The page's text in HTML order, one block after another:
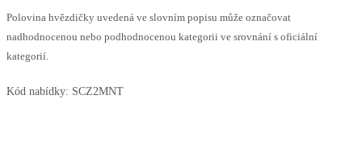
Polovina hvězdičky uvedená ve slovním popisu může označovat
nadhodnocenou nebo podhodnocenou kategorii ve srovnání s oficiální
kategorií.
Kód nabídky: SCZ2MNT